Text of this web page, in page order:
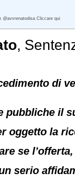
@avvrenatodisa Cliccare qui
,
di
pubbliche il
oggetto la
se
serio